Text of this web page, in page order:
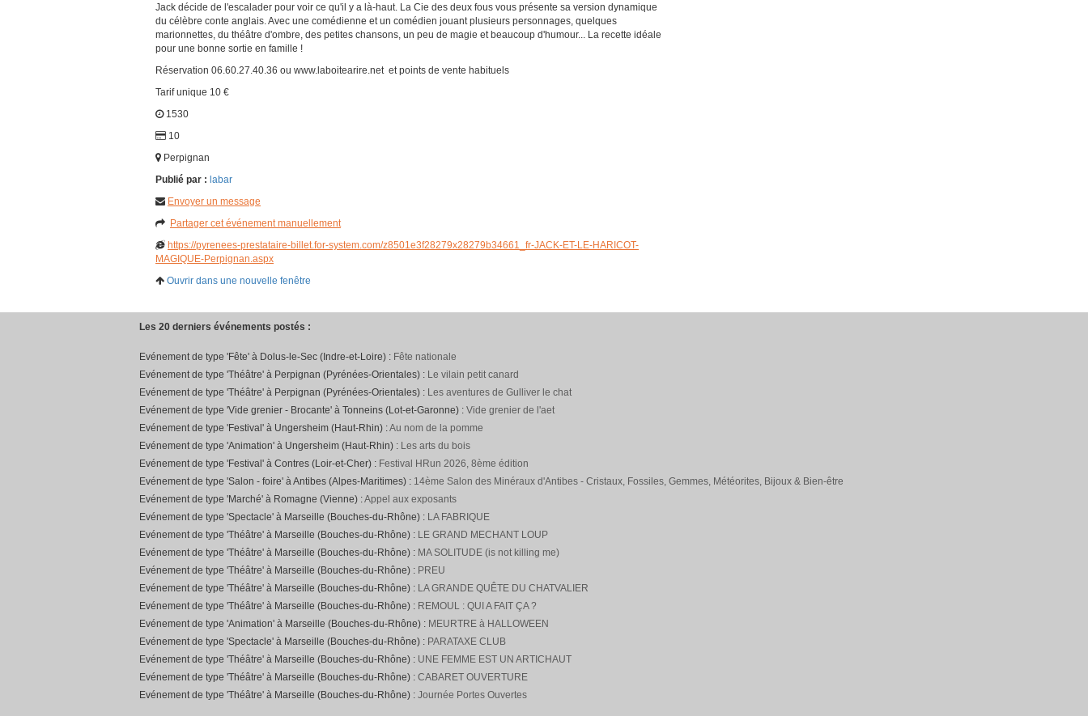
Jack décide de l'escalader pour voir ce qu'il y a là-haut. La Cie des deux fous vous présente sa version dynamique
du célèbre conte anglais. Avec une comédienne et un comédien jouant plusieurs personnages, quelques
marionnettes, du théâtre d'ombre, des petites chansons, un peu de magie et beaucoup d'humour... La recette idéale
pour une bonne sortie en famille !
Réservation 06.60.27.40.36 ou www.laboitearire.net et points de vente habituels
Tarif unique 10 €
1530
10
Perpignan
Publié par : labar
Envoyer un message
Partager cet événement manuellement
https://pyrenees-prestataire-billet.for-system.com/z8501e3f28279x28279b34661_fr-JACK-ET-LE-HARICOT-
MAGIQUE-Perpignan.aspx
Ouvrir dans une nouvelle fenêtre
Les 20 derniers événements postés :
Evénement de type 'Fête' à Dolus-le-Sec (Indre-et-Loire) : Fête nationale
Evénement de type 'Théâtre' à Perpignan (Pyrénées-Orientales) : Le vilain petit canard
Evénement de type 'Théâtre' à Perpignan (Pyrénées-Orientales) : Les aventures de Gulliver le chat
Evénement de type 'Vide grenier - Brocante' à Tonneins (Lot-et-Garonne) : Vide grenier de l'aet
Evénement de type 'Festival' à Ungersheim (Haut-Rhin) :Au nom de la pomme
Evénement de type 'Animation' à Ungersheim (Haut-Rhin) : Les arts du bois
Evénement de type 'Festival' à Contres (Loir-et-Cher) : Festival HRun 2026, 8ème édition
Evénement de type 'Salon - foire' à Antibes (Alpes-Maritimes) : 14ème Salon des Minéraux d'Antibes - Cristaux, Fossiles, Gemmes, Météorites, Bijoux & Bien-être
Evénement de type 'Marché' à Romagne (Vienne) :Appel aux exposants
Evénement de type 'Spectacle' à Marseille (Bouches-du-Rhône) : LA FABRIQUE
Evénement de type 'Théâtre' à Marseille (Bouches-du-Rhône) : LE GRAND MECHANT LOUP
Evénement de type 'Théâtre' à Marseille (Bouches-du-Rhône) : MA SOLITUDE (is not killing me)
Evénement de type 'Théâtre' à Marseille (Bouches-du-Rhône) : PREU
Evénement de type 'Théâtre' à Marseille (Bouches-du-Rhône) : LA GRANDE QUÊTE DU CHATVALIER
Evénement de type 'Théâtre' à Marseille (Bouches-du-Rhône) : REMOUL : QUI A FAIT ÇA ?
Evénement de type 'Animation' à Marseille (Bouches-du-Rhône) : MEURTRE à HALLOWEEN
Evénement de type 'Spectacle' à Marseille (Bouches-du-Rhône) : PARATAXE CLUB
Evénement de type 'Théâtre' à Marseille (Bouches-du-Rhône) : UNE FEMME EST UN ARTICHAUT
Evénement de type 'Théâtre' à Marseille (Bouches-du-Rhône) : CABARET OUVERTURE
Evénement de type 'Théâtre' à Marseille (Bouches-du-Rhône) : Journée Portes Ouvertes